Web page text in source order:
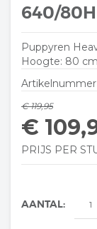
640/80H
Puppyren
Hoogte: 80 cm
Artikelnummer
€ 119,95
€
PRIJS PER
AANTAL: